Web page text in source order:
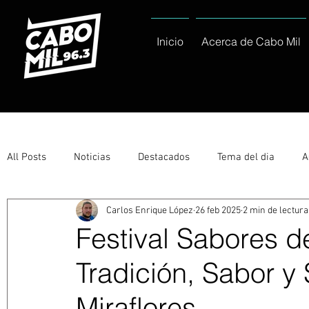
Inicio Acerca de Cabo Mil
All Posts Noticias Destacados Tema del dia
Entérate Deportes La buena del día
Ayuntamiento de Los Cabos Informa Nacionales e
Festival Sabores
Tradición, Sabor y
Carlos Enrique López 26 feb 2025 2 min de lectura